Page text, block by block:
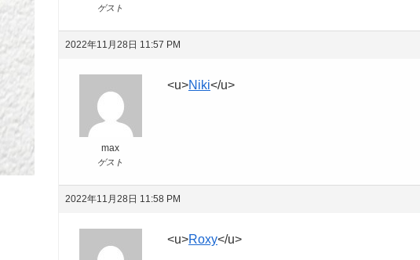
ゲスト
2022年11月28日 11:57 PM
max
ゲスト
<u>Niki</u>
2022年11月28日 11:58 PM
<u>Roxy</u>